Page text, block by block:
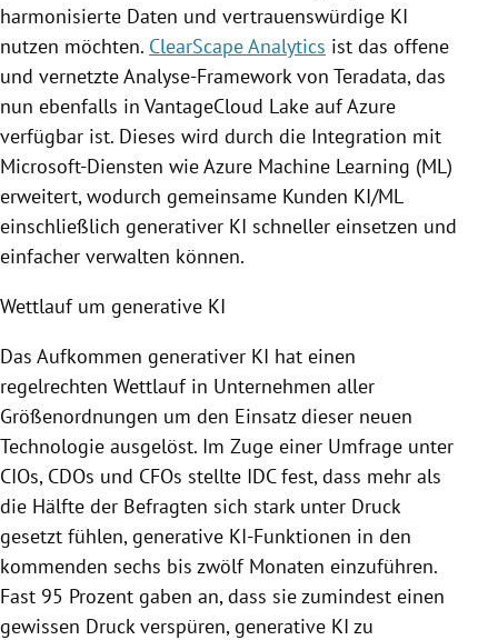
harmonisierte Daten und vertrauenswürdige KI
nutzen möchten. ClearScape Analytics ist das offene
und vernetzte Analyse-Framework von Teradata, das
nun ebenfalls in VantageCloud Lake auf Azure
verfügbar ist. Dieses wird durch die Integration mit
Microsoft-Diensten wie Azure Machine Learning (ML)
erweitert, wodurch gemeinsame Kunden KI/ML
einschließlich generativer KI schneller einsetzen und
einfacher verwalten können.
Wettlauf um generative KI
Das Aufkommen generativer KI hat einen
regelrechten Wettlauf in Unternehmen aller
Größenordnungen um den Einsatz dieser neuen
Technologie ausgelöst. Im Zuge einer Umfrage unter
CIOs, CDOs und CFOs stellte IDC fest, dass mehr als
die Hälfte der Befragten sich stark unter Druck
gesetzt fühlen, generative KI-Funktionen in den
kommenden sechs bis zwölf Monaten einzuführen.
Fast 95 Prozent gaben an, dass sie zumindest einen
gewissen Druck verspüren, generative KI zu